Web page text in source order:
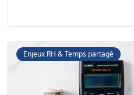
Enjeux RH & Temps partagé